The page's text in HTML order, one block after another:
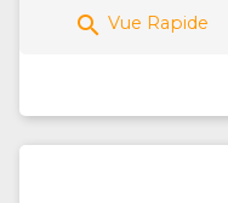
 Vue Rapide